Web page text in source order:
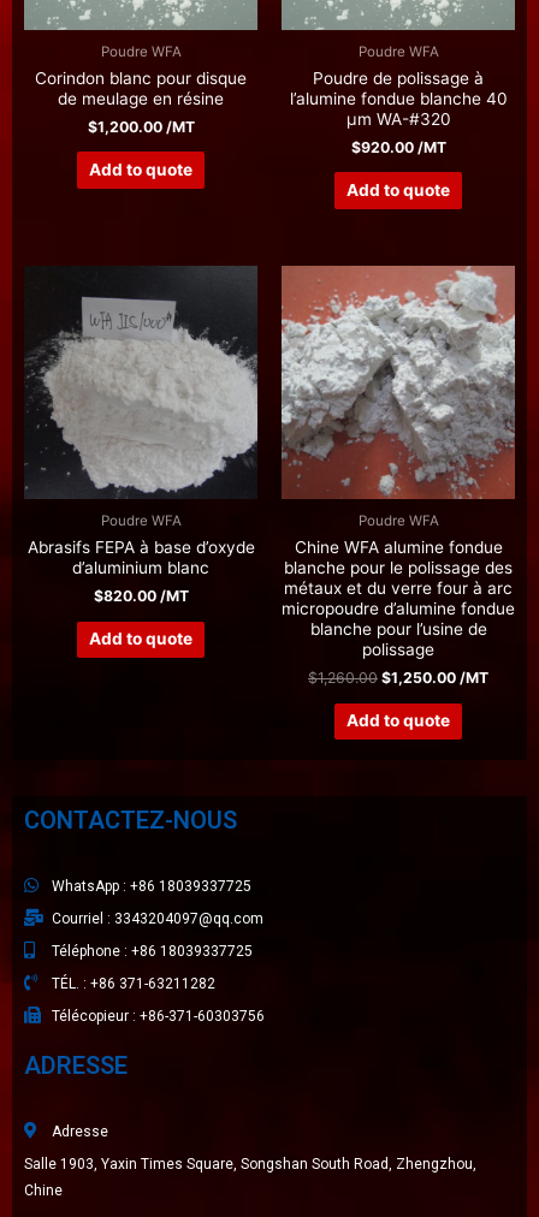
Poudre WFA
Corindon blanc pour disque
de meulage en résine
$1,200.00/MT
Add to quote
Poudre WFA
Poudre de polissage à
l’alumine fondue blanche 40
μm WA-#320
$920.00/MT
Add to quote
Poudre WFA
Abrasifs FEPA à base d’oxyde
d’aluminium blanc
$820.00/MT
Add to quote
Poudre WFA
Chine WFA alumine fondue
blanche pour le polissage des
métaux et du verre four à arc
micropoudre d’alumine fondue
blanche pour l’usine de
polissage
$1,260.00 $1,250.00 /MT
Add to quote
CONTACTEZ-NOUS
WhatsApp : +86 18039337725
Courriel : 3343204097@qq.com
Téléphone : +86 18039337725
TÉL. : +86 371-63211282
Télécopieur : +86-371-60303756
ADRESSE
Adresse
Salle 1903, Yaxin Times Square, Songshan South Road, Zhengzhou,
Chine